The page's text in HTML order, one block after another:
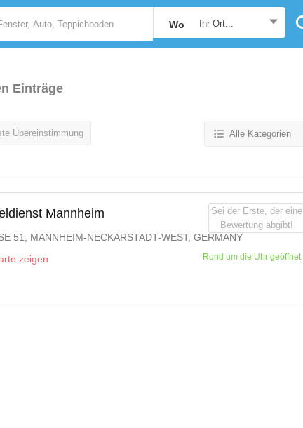
Wo Ihr Ort...
Einträge
Übereinstimmung Alle Kategorien
Mannheim
51, MANNHEIM-NECKARSTADT-WEST, GERMANY
zeigen Rund um die Uhr geöffnet
Sei der Erste, der eine
Bewertung abgibt!